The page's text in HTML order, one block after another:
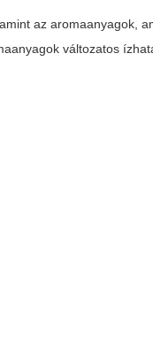
az aromaanyagok,
változatos